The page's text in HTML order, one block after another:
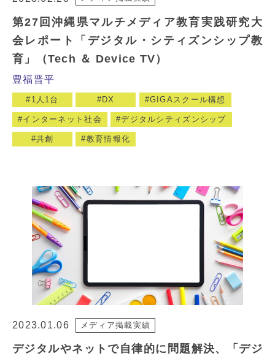
第27回沖縄県マルチメディア教育実践研究大
会レポート「デジタル・シティズンシップ教
育」（Tech ＆ Device TV）
豊福晋平
1人1台 DX GIGAスクール構想
インターネット社会 デジタルシティズンシップ
共創 教育情報化
2023.01.06 メディア掲載実績
デジタルやネットで自律的に問題解決、「デジ